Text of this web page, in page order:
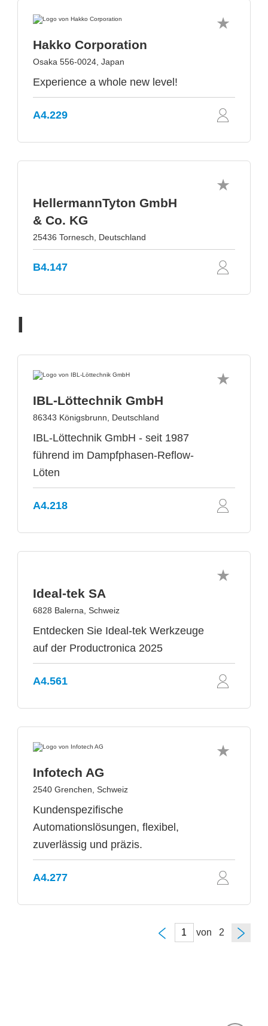
Hakko Corporation
Osaka 556-0024, Japan
Experience a whole new level!
A4.229
HellermannTyton GmbH
& Co. KG
25436 Tornesch, Deutschland
B4.147
I
IBL-Löttechnik GmbH
86343 Königsbrunn, Deutschland
IBL-Löttechnik GmbH - seit 1987
führend im Dampfphasen-Reflow-
Löten
A4.218
Ideal-tek SA
6828 Balerna, Schweiz
Entdecken Sie Ideal-tek Werkzeuge
auf der Productronica 2025
A4.561
Infotech AG
2540 Grenchen, Schweiz
Kundenspezifische
Automationslösungen, flexibel,
zuverlässig und präzis.
A4.277
von